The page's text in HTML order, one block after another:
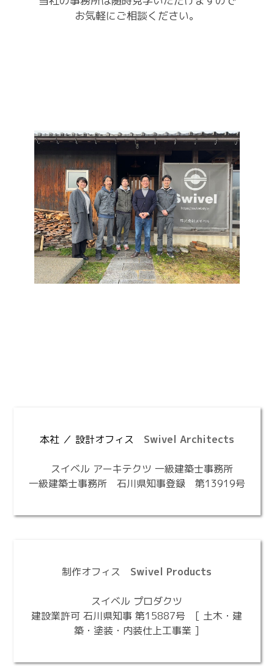
お気軽にご相談ください。
本社 ／ 設計オフィス Swivel Architects
スイベル アーキテクツ 一級建築士事務所
一級建築士事務所 石川県知事登録 第13919号
制作オフィス Swivel Products
スイベル プロダクツ
建設業許可 石川県知事 第15887号 [ 土木・建
築・塗装・内装仕上工事業 ]